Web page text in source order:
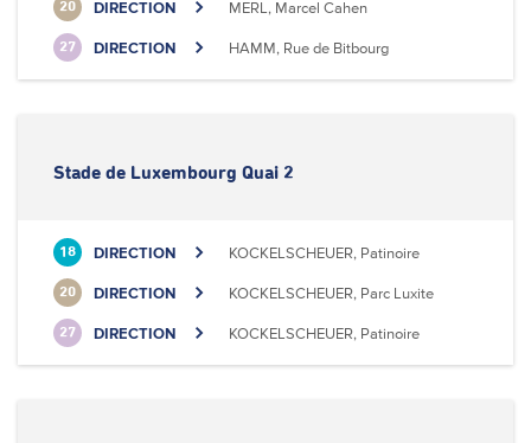
20 DIRECTION MERL, Marcel Cahen
27 DIRECTION HAMM, Rue de Bitbourg
Stade de Luxembourg Quai 2
18 DIRECTION KOCKELSCHEUER, Patinoire
20 DIRECTION KOCKELSCHEUER, Parc Luxite
27 DIRECTION KOCKELSCHEUER, Patinoire